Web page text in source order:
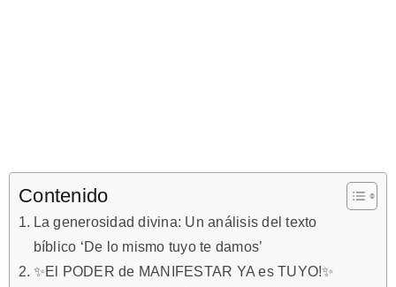
Contenido
La generosidad divina: Un análisis del texto
bíblico ‘De lo mismo tuyo te damos’
✨El PODER de MANIFESTAR YA es TUYO!✨